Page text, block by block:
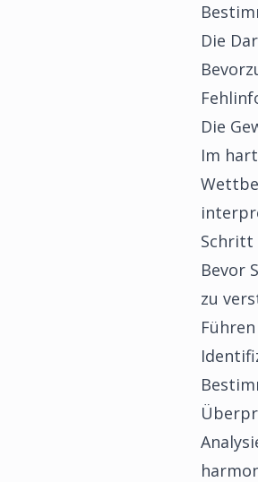
Die
Die
Im
Schritt
Bevor
zu